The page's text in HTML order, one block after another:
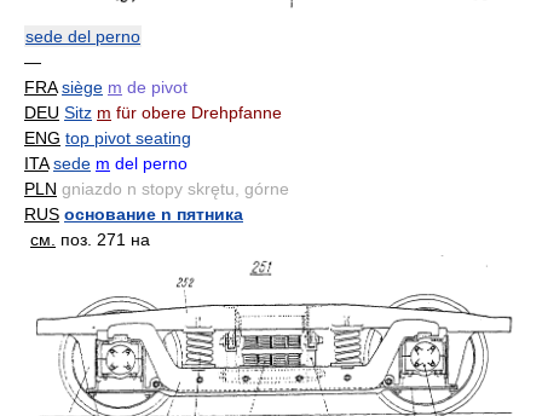
sede del perno
—
FRA siège m de pivot
DEU Sitz m für obere Drehpfanne
ENG top pivot seating
ITA sede m del perno
PLN gniazdo n stopy skrętu, górne
RUS основание n пятника
см.
поз. 271 на